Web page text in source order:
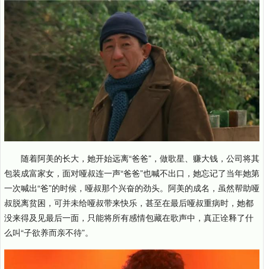
随着阿美的长大，她开始远离“爸爸”，做歌星、赚大钱，公司将其
包装成富家女，面对哑叔连一声“爸爸”也喊不出口，她忘记了当年她第
一次喊出“爸”的时候，哑叔那个兴奋的劲头。阿美的成名，虽然帮助哑
叔脱离贫困，可并未给哑叔带来快乐，甚至在最后哑叔重病时，她都
没来得及见最后一面，只能将所有感情包藏在歌声中，真正诠释了什
么叫“子欲养而亲不待”。